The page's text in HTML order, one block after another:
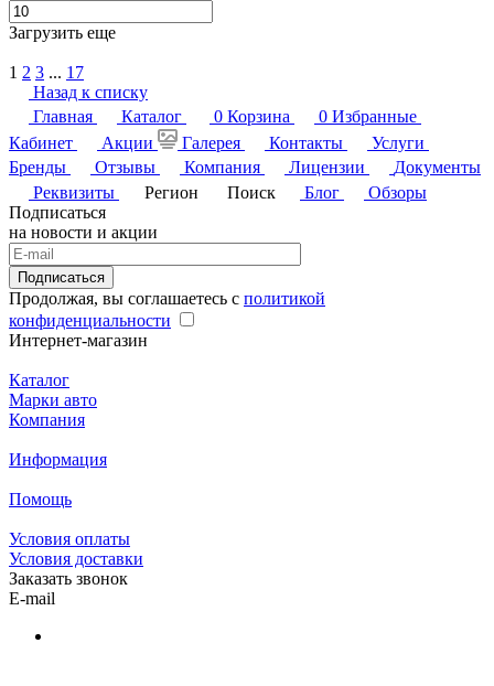
Загрузить еще
1 2 3 ... 17
Назад к списку
Главная
Каталог 0 Корзина 0 Избранные
Кабинет
Акции Галерея Контакты
Услуги
Бренды
Отзывы Компания Лицензии
Документы
Реквизиты
Регион Поиск Блог
Обзоры
Подписаться
на новости и акции
Подписаться
Продолжая, вы соглашаетесь с политикой
конфиденциальности
Интернет-магазин
Каталог
Марки авто
Компания
Информация
Помощь
Условия оплаты
Условия доставки
Заказать звонок
E-mail